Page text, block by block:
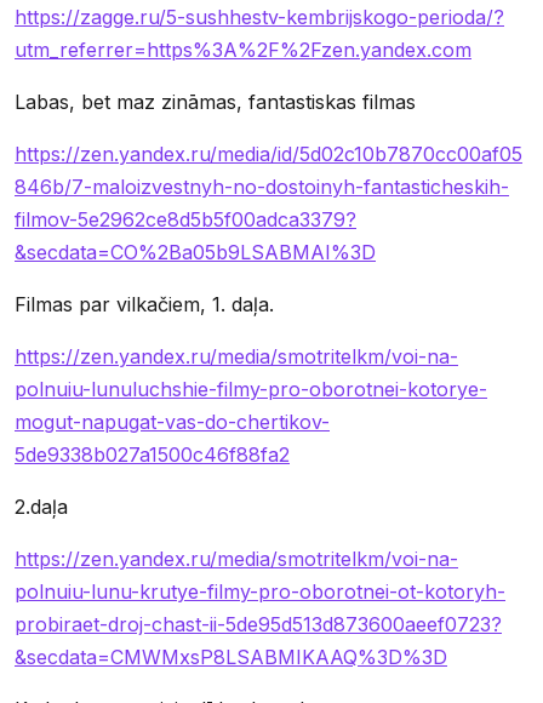
https://zagge.ru/5-sushhestv-kembrijskogo-perioda/?
utm_referrer=https%3A%2F%2Fzen.yandex.com
Labas, bet maz zināmas, fantastiskas filmas
https://zen.yandex.ru/media/id/5d02c10b7870cc00af05
846b/7-maloizvestnyh-no-dostoinyh-fantasticheskih-
filmov-5e2962ce8d5b5f00adca3379?
&secdata=CO%2Ba05b9LSABMAI%3D
Filmas par vilkačiem, 1. daļa.
https://zen.yandex.ru/media/smotritelkm/voi-na-
polnuiu-lunuluchshie-filmy-pro-oborotnei-kotorye-
mogut-napugat-vas-do-chertikov-
5de9338b027a1500c46f88fa2
2.daļa
https://zen.yandex.ru/media/smotritelkm/voi-na-
polnuiu-lunu-krutye-filmy-pro-oborotnei-ot-kotoryh-
probiraet-droj-chast-ii-5de95d513d873600aeef0723?
&secdata=CMWMxsP8LSABMIKAAQ%3D%3D